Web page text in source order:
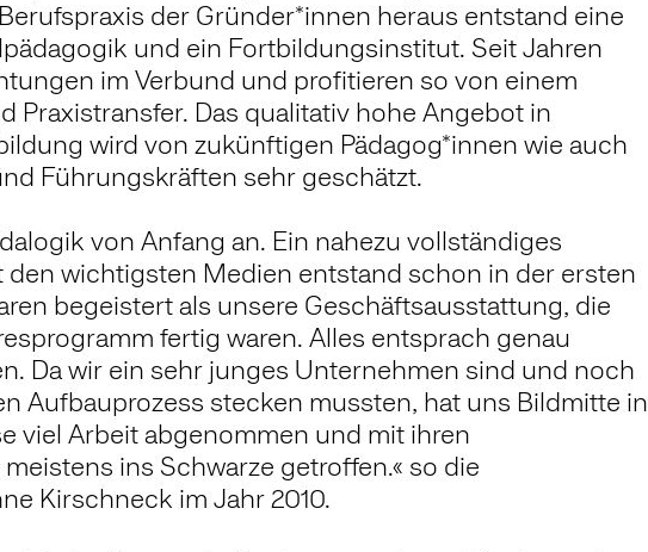
der Gründer*innen heraus entstand eine
und ein Fortbildungsinstitut. Seit Jahren
im Verbund und profitieren so von einem
Praxistransfer. Das qualitativ hohe Angebot in
wird von zukünftigen Pädagog*innen wie auch
Führungskräften sehr geschätzt.
von Anfang an. Ein nahezu vollständiges
den wichtigsten Medien entstand schon in der ersten
begeistert als unsere Geschäftsausstattung, die
fertig waren. Alles entsprach genau
Da wir ein sehr junges Unternehmen sind und noch
Aufbauprozess stecken mussten, hat uns Bildmitte in
viel Arbeit abgenommen und mit ihren
ins Schwarze getroffen.« so die
Kirschneck im Jahr 2010.